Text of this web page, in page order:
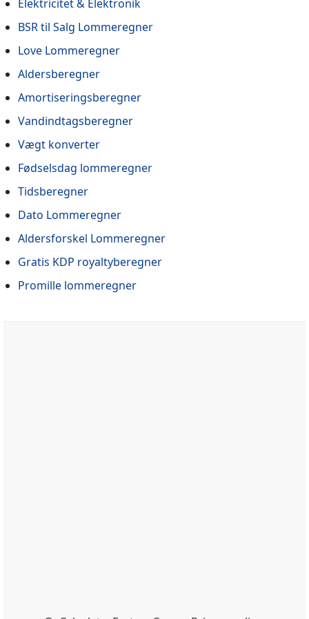
Elektricitet & Elektronik
BSR til Salg Lommeregner
Love Lommeregner
Aldersberegner
Amortiseringsberegner
Vandindtagsberegner
Vægt konverter
Fødselsdag lommeregner
Tidsberegner
Dato Lommeregner
Aldersforskel Lommeregner
Gratis KDP royaltyberegner
Promille lommeregner